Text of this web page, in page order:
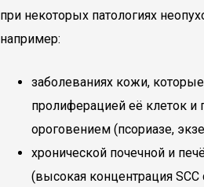
при некоторых патологиях
например:
заболеваниях кожи,
пролиферацией её клеток
ороговением (псориазе,
хронической почечной и
(высокая концентрация SCC